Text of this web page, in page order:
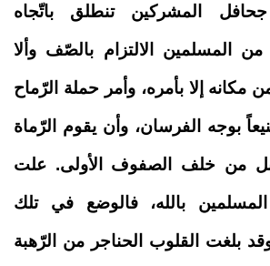
المشركين تنطلق باتّجاه
المسلمين الالتزام بالصّف وألا
مكانه إلا بأمره، وأمر حملة الرّماح
بوجه الفرسان، وأن يقوم الرّماة
من خلف الصفوف الأولى. علت
بالله، فالوضع في تلك
بلغت القلوب الحناجر من الرّهبة